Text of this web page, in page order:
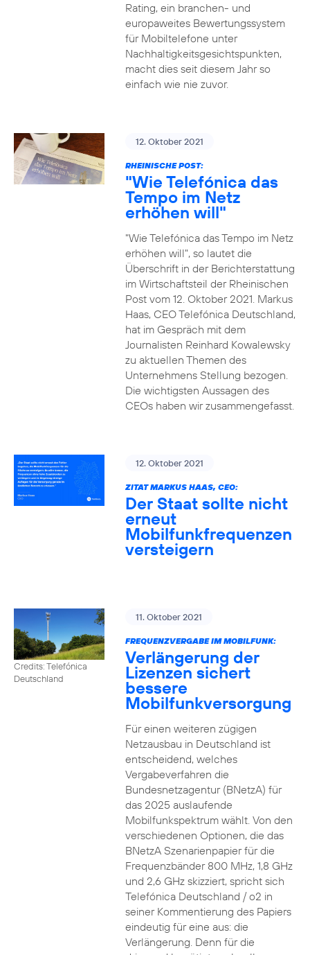
Rating, ein branchen- und
europaweites Bewertungssystem
für Mobiltelefone unter
Nachhaltigkeitsgesichtspunkten,
macht dies seit diesem Jahr so
einfach wie nie zuvor.
12. Oktober 2021
RHEINISCHE POST:
"Wie Telefónica das
Tempo im Netz
erhöhen will"
"Wie Telefónica das Tempo im Netz
erhöhen will", so lautet die
Überschrift in der Berichterstattung
im Wirtschaftsteil der Rheinischen
Post vom 12. Oktober 2021. Markus
Haas, CEO Telefónica Deutschland,
hat im Gespräch mit dem
Journalisten Reinhard Kowalewsky
zu aktuellen Themen des
Unternehmens Stellung bezogen.
Die wichtigsten Aussagen des
CEOs haben wir zusammengefasst.
12. Oktober 2021
ZITAT MARKUS HAAS, CEO:
Der Staat sollte nicht
erneut
Mobilfunkfrequenzen
versteigern
Credits: Telefónica
Deutschland
11. Oktober 2021
FREQUENZVERGABE IM MOBILFUNK:
Verlängerung der
Lizenzen sichert
bessere
Mobilfunkversorgung
Für einen weiteren zügigen
Netzausbau in Deutschland ist
entscheidend, welches
Vergabeverfahren die
Bundesnetzagentur (BNetzA) für
das 2025 auslaufende
Mobilfunkspektrum wählt. Von den
verschiedenen Optionen, die das
BNetzA Szenarienpapier für die
Frequenzbänder 800 MHz, 1,8 GHz
und 2,6 GHz skizziert, spricht sich
Telefónica Deutschland / o2 in
seiner Kommentierung des Papiers
eindeutig für eine aus: die
Verlängerung. Denn für die